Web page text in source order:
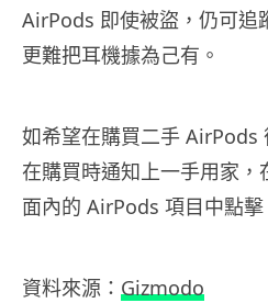
AirPods 即使被盜，仍可追
更難把耳機據為己有。
如希望在購買二手 AirPods
在購買時通知上一手用家
面內的 AirPods 項目中點擊
資料來源： Gizmodo